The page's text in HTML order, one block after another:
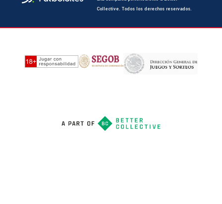
Collective. Todos los derechos reservados.